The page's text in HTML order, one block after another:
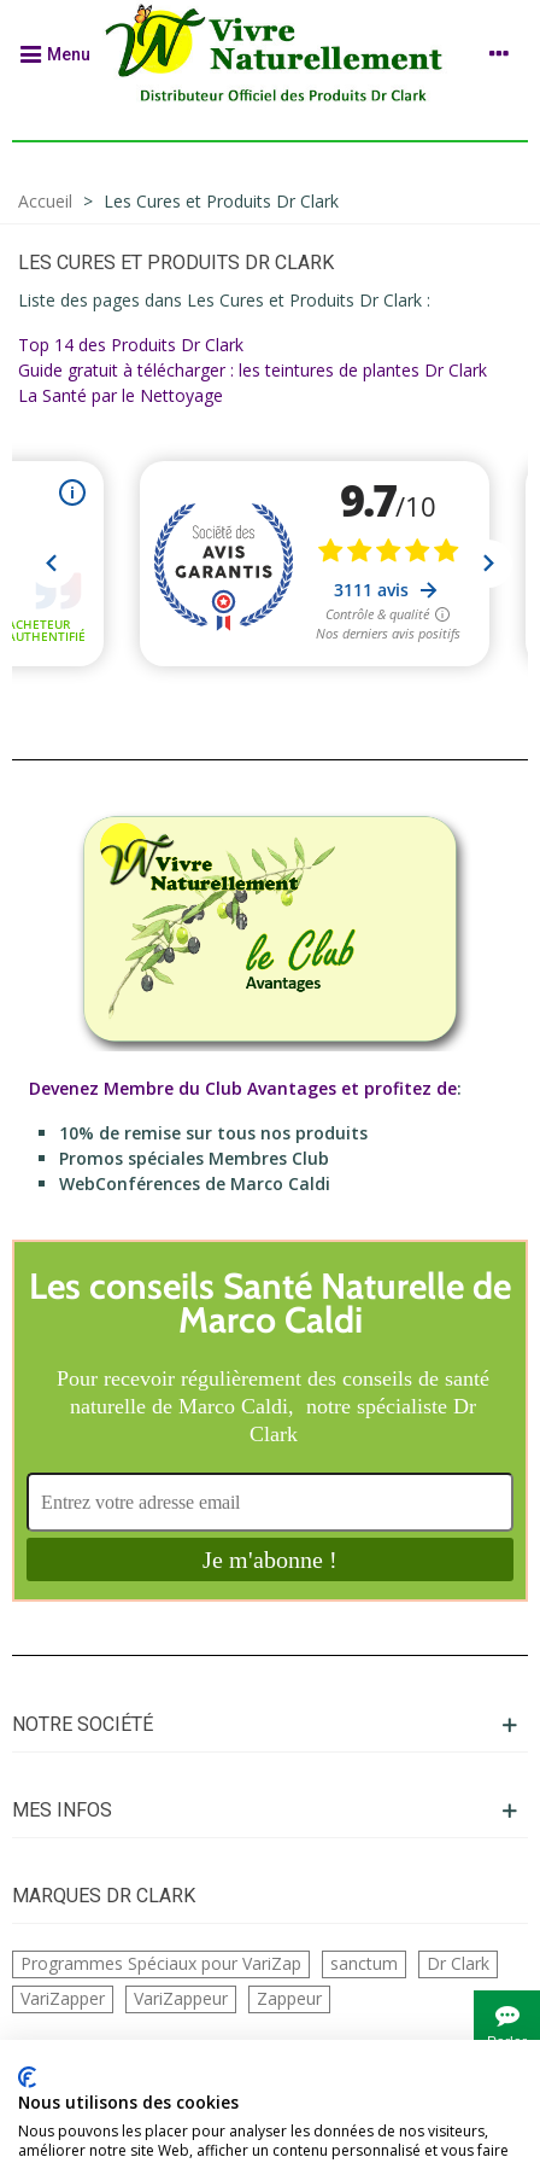
Menu
Accueil > Les Cures et Produits Dr Clark
LES CURES ET PRODUITS DR CLARK
Liste des pages dans Les Cures et Produits Dr Clark :
Top 14 des Produits Dr Clark
Guide gratuit à télécharger : les teintures de plantes Dr Clark
La Santé par le Nettoyage
Devenez Membre du Club Avantages et profitez de:
10% de remise sur tous nos produits
Promos spéciales Membres Club
WebConférences de Marco Caldi
NOTRE SOCIÉTÉ
MES INFOS
MARQUES DR CLARK
Programmes Spéciaux pour VariZap sanctum
Dr Clark
VariZapper
VariZappeur Zappeur
CONTACTS
Parler
Nous utilisons des cookies
Nous pouvons les placer pour analyser les données de nos visiteurs,
améliorer notre site Web, afficher un contenu personnalisé et vous faire